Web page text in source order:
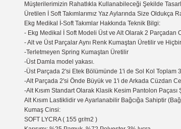
Müşterilerimizin Rahatlıkla Kullanabileceği Şekilde
Üretilen İ Soft Takımlarımız Yaz Aylarında Size Oldukça
Ekg Medikal İ-Soft Takımlar Hakkında Teknik Bilgi:
- Ekg Medikal İ Soft Modeli Üst ve Alt Olarak 2 Parçadan
- Alt ve Üst Parçalar Aynı Renk Kumaştan Üretilir ve
-Terletmeyen Spring Kumaştan Üretilir
-Üst Damla model yakası.
-Üst Parçada 2'si Etek Bölümünde 1'i de Sol Kol Toplam
-Alt Parçada 2'si Önde Büyük ve 1'i de Arkada Cüzdan
-Alt Kısım Standart Olarak Klasik Kesim Pantolon Paçası
Alt Kısım Lastiklidir ve Ayarlanabilir Bağcığa Sahiptir
Kumaş Cinsi:
SOFT LYCRA ( 155 gr/m2 )